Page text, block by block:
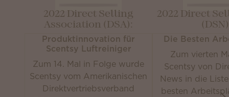
2022 Direct Selling
Association (DSA):
Produktinnovation für
Scentsy Luftreiniger
Zum 14. Mal in Folge wurde
Scentsy vom Amerikanischen
Direktvertriebsverband
2022 Direct
Die Besten
Zum vierten
Scentsy von
News in die
besten